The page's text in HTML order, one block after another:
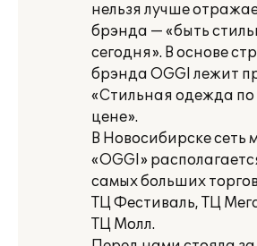
нельзя лучше
брэнда — «быть
сегодня». В основе
брэнда OGGI лежит
«Стильная одежда по
цене».
В Новосибирске сеть
«OGGI»
самых больших
ТЦ Фестиваль, ТЦ
ТЦ Молл.